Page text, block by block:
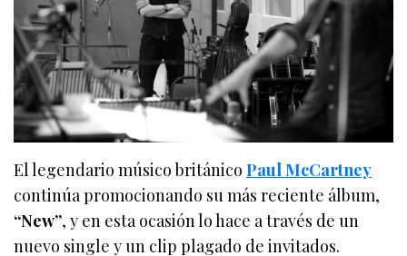
El legendario músico británicoPaul McCartney
continúa promocionando su más reciente álbum,
“New”, y en esta ocasión lo hace a través de un
nuevo single y un clip plagado de invitados.